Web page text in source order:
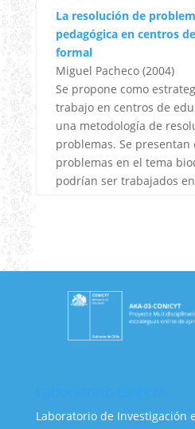
La resolución de
pedagógica en centros
formal
Miguel Pacheco (2004)
Se propone como
trabajo en centros de
una metodología de
problemas. Se
problemas en el tema
podrían ser trabajados
Laboratorio de Investigación